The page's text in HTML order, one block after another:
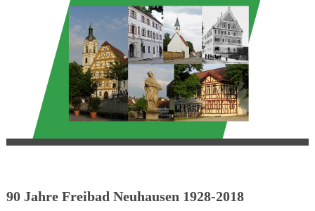
90 Jahre Freibad Neuhausen 1928-2018